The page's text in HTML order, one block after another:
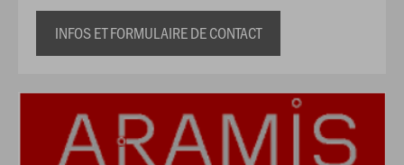
INFOS ET FORMULAIRE DE CONTACT